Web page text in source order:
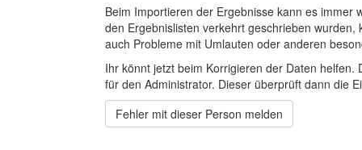
Beim Importieren der Ergebnisse kann es
den Ergebnislisten verkehrt geschrieben
auch Probleme mit Umlauten oder anderen
Ihr könnt jetzt beim Korrigieren der Daten
für den Administrator. Dieser überprüft dann die
Fehler mit dieser Person melden